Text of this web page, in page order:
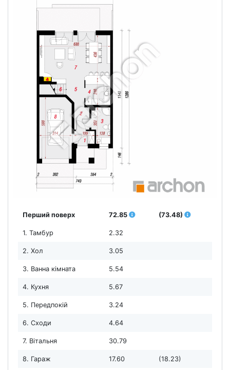
Перший поверх 72.85 (73.48)
1. Тамбур 2.32
2. Хол 3.05
3. Ванна кімната 5.54
4. Кухня 5.67
5. Передпокій 3.24
6. Сходи 4.64
7. Вітальня 30.79
8. Гараж 17.60 (18.23)